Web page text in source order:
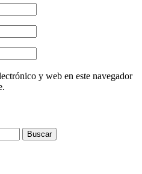
y web en este navegador